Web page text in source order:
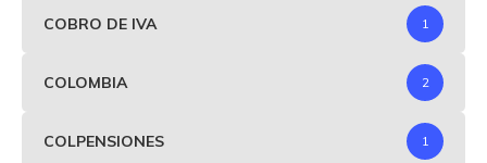
COBRO DE IVA 1
COLOMBIA 2
COLPENSIONES 1